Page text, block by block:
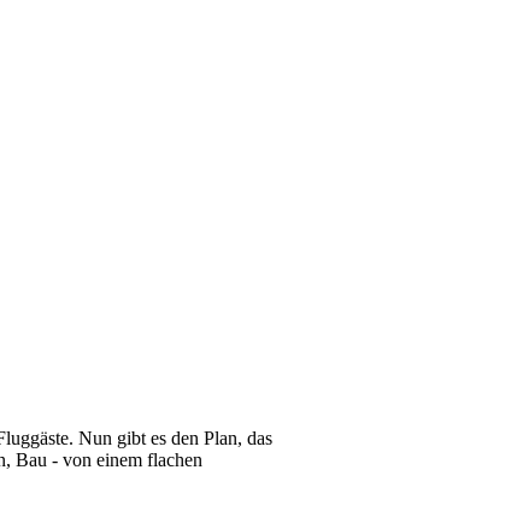
Nun gibt es den Plan, das
Bau - von einem flachen